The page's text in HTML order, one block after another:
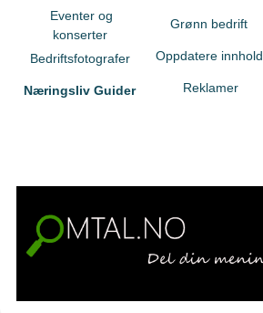
Eventer og
konserter
Bedriftsfotografer
Næringsliv Guider
Grønn bedrift
Oppdatere innhold
Reklamer